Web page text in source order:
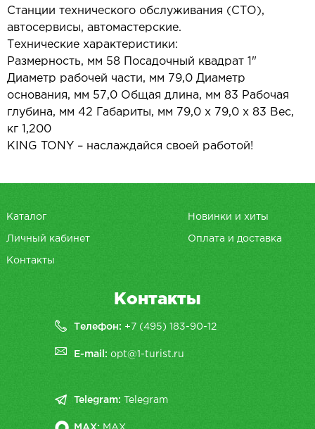
Станции технического обслуживания (СТО),
автосервисы, автомастерские.
Технические характеристики:
Размерность, мм 58 Посадочный квадрат 1"
Диаметр рабочей части, мм 79,0 Диаметр
основания, мм 57,0 Общая длина, мм 83 Рабочая
глубина, мм 42 Габариты, мм 79,0 х 79,0 х 83 Вес,
кг 1,200
KING TONY – наслаждайся своей работой!
Каталог Новинки и хиты
Личный кабинет Оплата и доставка
Контакты
Контакты
Телефон: +7 (495) 183-90-12
E-mail:opt@1-turist.ru
Telegram: Telegram